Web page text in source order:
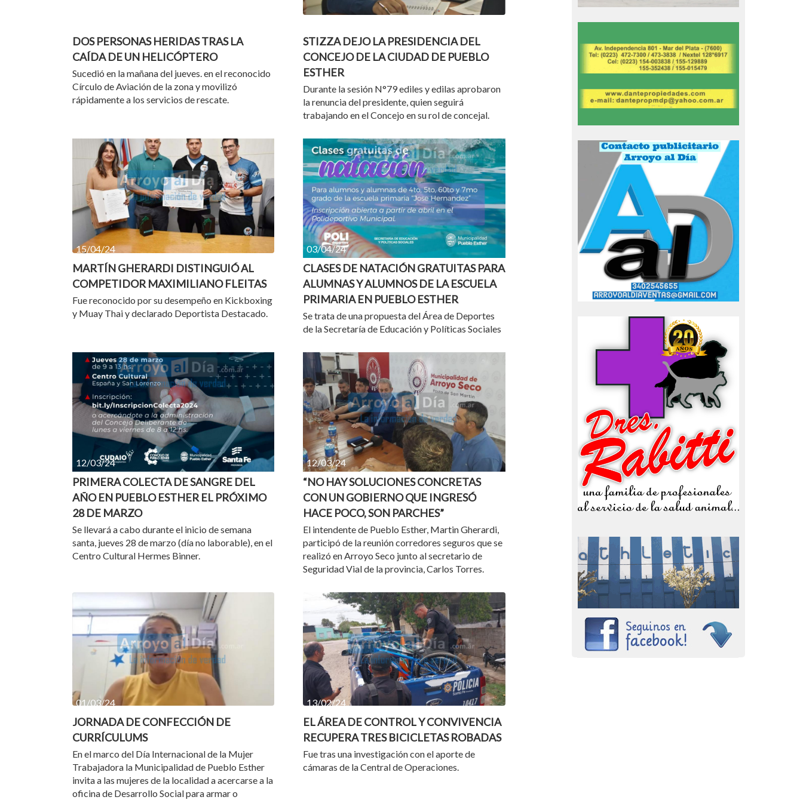
DOS PERSONAS HERIDAS TRAS LA
CAÍDA DE UN HELICÓPTERO
Sucedió en la mañana del jueves. en el reconocido
Círculo de Aviación de la zona y movilizó
rápidamente a los servicios de rescate.
STIZZA DEJO LA PRESIDENCIA DEL
CONCEJO DE LA CIUDAD DE PUEBLO
ESTHER
Durante la sesión N°79 ediles y edilas aprobaron
la renuncia del presidente, quien seguirá
trabajando en el Concejo en su rol de concejal.
15/04/24
MARTÍN GHERARDI DISTINGUIÓ AL
COMPETIDOR MAXIMILIANO FLEITAS
Fue reconocido por su desempeño en Kickboxing
y Muay Thai y declarado Deportista Destacado.
03/04/24
CLASES DE NATACIÓN GRATUITAS PARA
ALUMNAS Y ALUMNOS DE LA ESCUELA
PRIMARIA EN PUEBLO ESTHER
Se trata de una propuesta del Área de Deportes
de la Secretaría de Educación y Políticas Sociales
12/03/24
PRIMERA COLECTA DE SANGRE DEL
AÑO EN PUEBLO ESTHER EL PRÓXIMO
28 DE MARZO
Se llevará a cabo durante el inicio de semana
santa, jueves 28 de marzo (día no laborable), en el
Centro Cultural Hermes Binner.
12/03/24
“NO HAY SOLUCIONES CONCRETAS
CON UN GOBIERNO QUE INGRESÓ
HACE POCO, SON PARCHES”
El intendente de Pueblo Esther, Martin Gherardi,
participó de la reunión corredores seguros que se
realizó en Arroyo Seco junto al secretario de
Seguridad Vial de la provincia, Carlos Torres.
01/03/24
JORNADA DE CONFECCIÓN DE
CURRÍCULUMS
En el marco del Día Internacional de la Mujer
Trabajadora la Municipalidad de Pueblo Esther
invita a las mujeres de la localidad a acercarse a la
oficina de Desarrollo Social para armar o
13/02/24
EL ÁREA DE CONTROL Y CONVIVENCIA
RECUPERA TRES BICICLETAS ROBADAS
Fue tras una investigación con el aporte de
cámaras de la Central de Operaciones.